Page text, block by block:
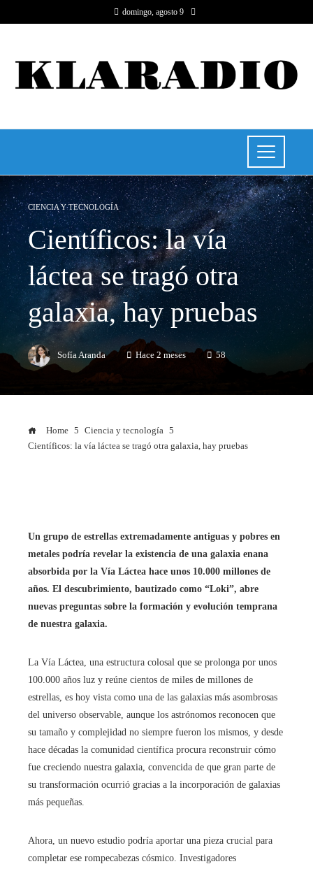
domingo, agosto 9
CIENCIA Y TECNOLOGÍA
Científicos: la vía
láctea se tragó otra
galaxia, hay pruebas
Sofía Aranda Hace 2 meses 58
Home
Ciencia y tecnología
Científicos: la vía láctea se tragó otra galaxia, hay pruebas
Un grupo de estrellas extremadamente antiguas y pobres en
metales podría revelar la existencia de una galaxia enana
absorbida por la Vía Láctea hace unos 10.000 millones de
años. El descubrimiento, bautizado como “Loki”, abre
nuevas preguntas sobre la formación y evolución temprana
de nuestra galaxia.
La Vía Láctea, una estructura colosal que se prolonga por unos
100.000 años luz y reúne cientos de miles de millones de
estrellas, es hoy vista como una de las galaxias más asombrosas
del universo observable, aunque los astrónomos reconocen que
su tamaño y complejidad no siempre fueron los mismos, y desde
hace décadas la comunidad científica procura reconstruir cómo
fue creciendo nuestra galaxia, convencida de que gran parte de
su transformación ocurrió gracias a la incorporación de galaxias
más pequeñas.
Ahora, un nuevo estudio podría aportar una pieza crucial para
completar ese rompecabezas cósmico. Investigadores